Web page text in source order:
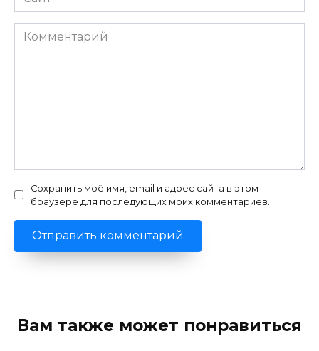
Комментарий
Сохранить моё имя, email и адрес сайта в этом
браузере для последующих моих комментариев.
Вам также может понравиться